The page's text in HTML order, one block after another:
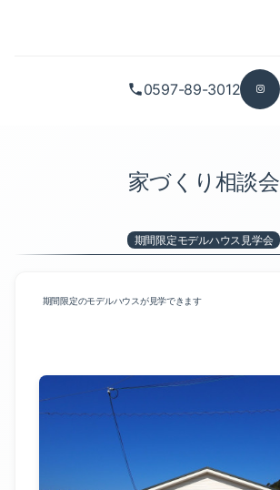
0597-89-3012
期間限定モデルハウス見学会（1）
戸建住宅以外の相談会（1）
家づくり相談会
期間限定モデルハウス見学会
期間限定のモデルハウスが見学できます